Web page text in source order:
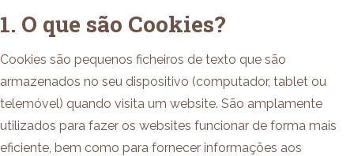
1. O que são Cookies?
Cookies são pequenos ficheiros de texto que são
armazenados no seu dispositivo (computador, tablet ou
telemóvel) quando visita um website. São amplamente
utilizados para fazer os websites funcionar de forma mais
eficiente, bem como para fornecer informações aos